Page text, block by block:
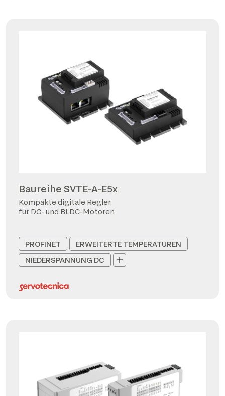
Baureihe SVTE-A-E5x
Kompakte digitale Regler
für DC- und BLDC-Motoren
PROFINET
ERWEITERTE TEMPERATUREN
NIEDERSPANNUNG DC